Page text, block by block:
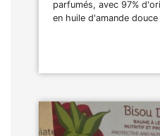
parfumés, avec 97%
en huile d'amande